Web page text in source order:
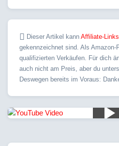
Dieser Artikel kann Affiliate-Links
gekennzeichnet sind. Als Amazon-
qualifizierten Verkäufen. Für dich
auch nicht am Preis, aber du
Deswegen bereits im Voraus: